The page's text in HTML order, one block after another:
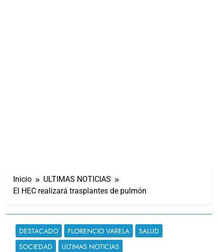
Inicio
ULTIMAS NOTICIAS
El HEC realizará trasplantes de pulmón
DESTACADO FLORENCIO VARELA
SALUD
SOCIEDAD
ULTIMAS NOTICIAS